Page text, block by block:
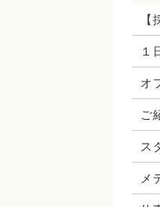
１
オ
ご
ス
メ